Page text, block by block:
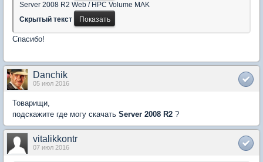
Server 2008 R2 Web / HPC Volume MAK
Скрытый текст
Спасибо!
Danchik
05 июл 2016
Товарищи,
подскажите где могу скачать Server 2008 R2 ?
vitalikkontr
07 июл 2016